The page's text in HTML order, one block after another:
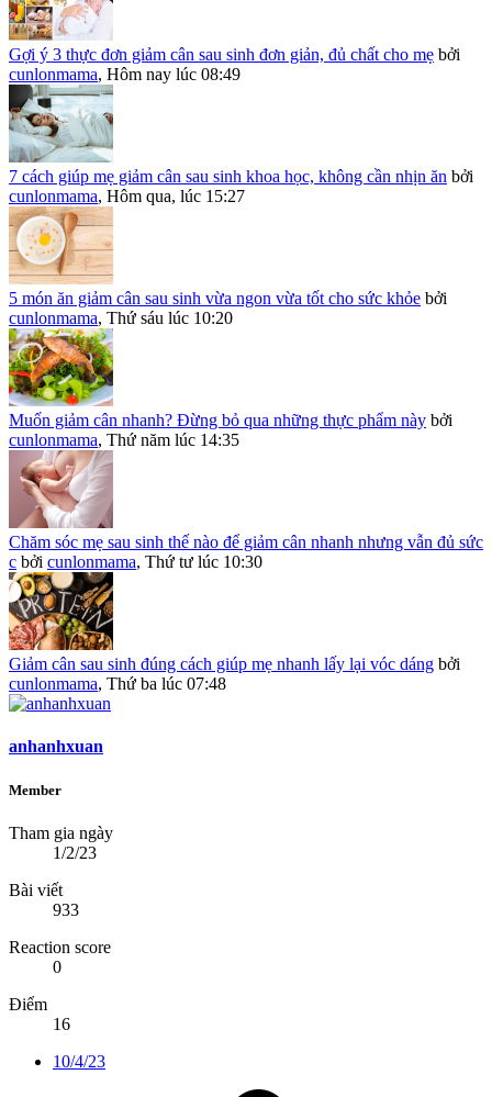
Gợi ý 3 thực đơn giảm cân sau sinh đơn giản, đủ chất cho mẹ bởi
cunlonmama, Hôm nay lúc 08:49
7 cách giúp mẹ giảm cân sau sinh khoa học, không cần nhịn ăn bởi
cunlonmama, Hôm qua, lúc 15:27
5 món ăn giảm cân sau sinh vừa ngon vừa tốt cho sức khỏe bởi
cunlonmama, Thứ sáu lúc 10:20
Muốn giảm cân nhanh? Đừng bỏ qua những thực phẩm này bởi
cunlonmama, Thứ năm lúc 14:35
Chăm sóc mẹ sau sinh thế nào để giảm cân nhanh nhưng vẫn đủ sức
c bởi cunlonmama, Thứ tư lúc 10:30
Giảm cân sau sinh đúng cách giúp mẹ nhanh lấy lại vóc dáng bởi
cunlonmama, Thứ ba lúc 07:48
anhanhxuan
Member
Tham gia ngày
1/2/23
Bài viết
933
Reaction score
0
Điểm
16
10/4/23